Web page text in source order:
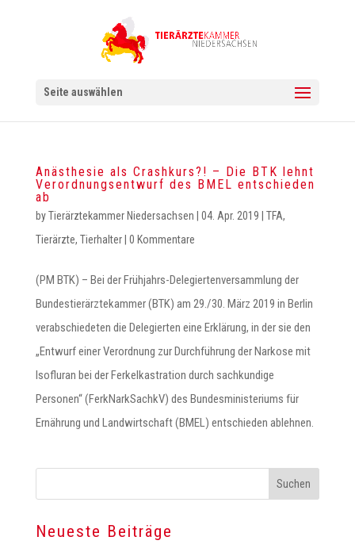
Seite auswählen
Anästhesie als Crashkurs?! – Die BTK lehnt
Verordnungsentwurf des BMEL entschieden
ab
byTierärztekammer Niedersachsen 04. Apr. 2019 TFA,
Tierärzte, Tierhalter| 0 Kommentare
(PM BTK) – Bei der Frühjahrs-Delegiertenversammlung der
Bundestierärztekammer (BTK) am 29./30. März 2019 in Berlin
verabschiedeten die Delegierten eine Erklärung, in der sie den
„Entwurf einer Verordnung zur Durchführung der Narkose mit
Isofluran bei der Ferkelkastration durch sachkundige
Personen“ (FerkNarkSachkV) des Bundesministeriums für
Ernährung und Landwirtschaft (BMEL) entschieden ablehnen.
Neueste Beiträge